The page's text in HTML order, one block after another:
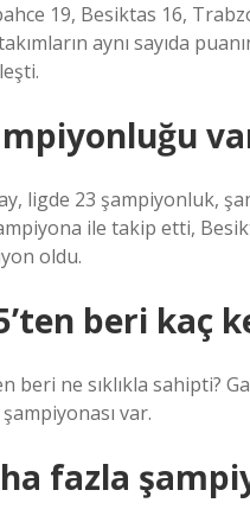
19, Besiktas 16,
aynı sayıda
ligde 23 şampiyonluk,
ile takip etti,
oldu.
beri kaç
beri ne sıklıkla sahipti?
var.
fazla